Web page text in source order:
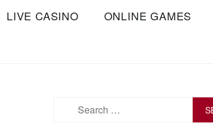
LIVE CASINO ONLINE GAMES